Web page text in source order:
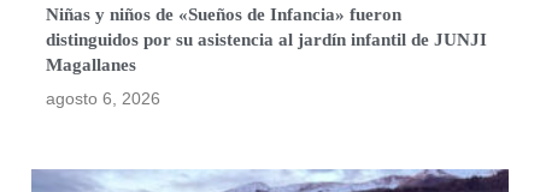
Niñas y niños de «Sueños de Infancia» fueron
distinguidos por su asistencia al jardín infantil de JUNJI
Magallanes
agosto 6, 2026